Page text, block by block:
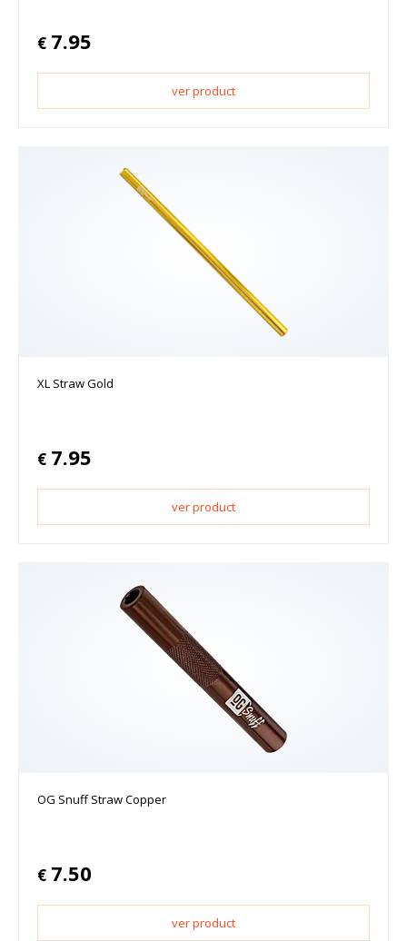
€ 7.95
ver product
XL Straw Gold
€ 7.95
ver product
OG Snuff Straw Copper
€ 7.50
ver product